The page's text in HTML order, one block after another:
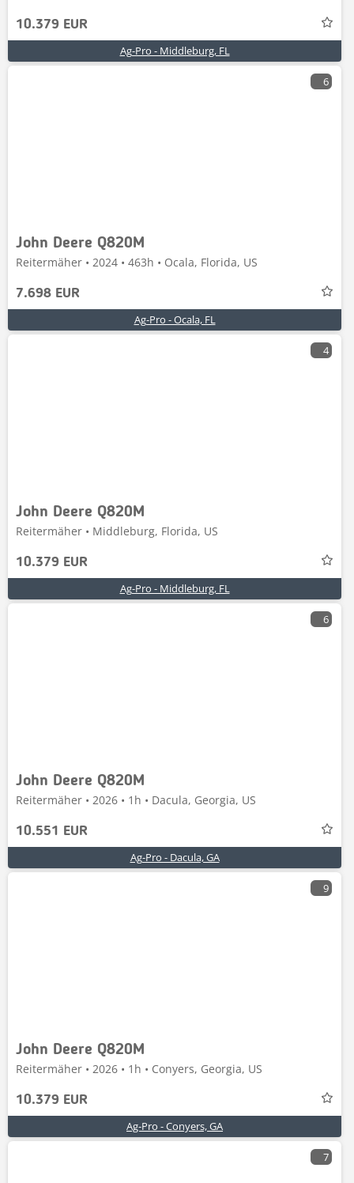
10.379 EUR
Ag-Pro - Middleburg, FL
6
John Deere Q820M
Reitermäher • 2024 • 463h • Ocala, Florida, US
7.698 EUR
Ag-Pro - Ocala, FL
4
John Deere Q820M
Reitermäher • Middleburg, Florida, US
10.379 EUR
Ag-Pro - Middleburg, FL
6
John Deere Q820M
Reitermäher • 2026 • 1h • Dacula, Georgia, US
10.551 EUR
Ag-Pro - Dacula, GA
9
John Deere Q820M
Reitermäher • 2026 • 1h • Conyers, Georgia, US
10.379 EUR
Ag-Pro - Conyers, GA
7